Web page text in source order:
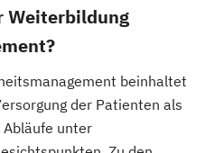
Prävention und
(IHK)
Betrieblichen
Weiterbildung
beinhaltet
der Patienten als
unter